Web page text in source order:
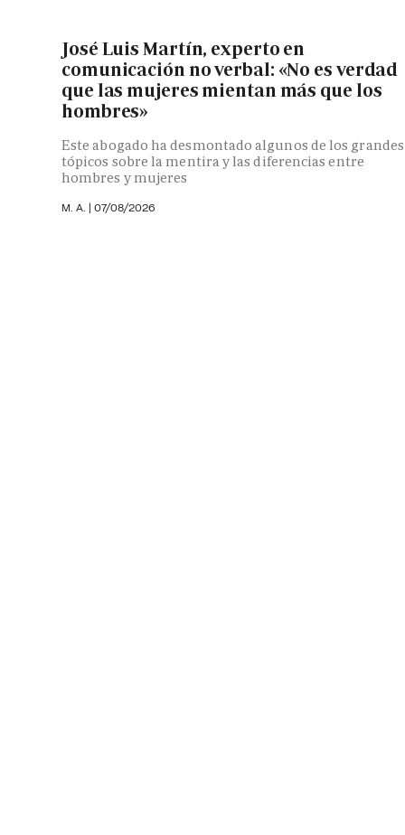
José Luis Martín, experto en
comunicación no verbal: «No es verdad
que las mujeres mientan más que los
hombres»
Este abogado ha desmontado algunos de los grandes
tópicos sobre la mentira y las diferencias entre
hombres y mujeres
M. A. | 07/08/2026